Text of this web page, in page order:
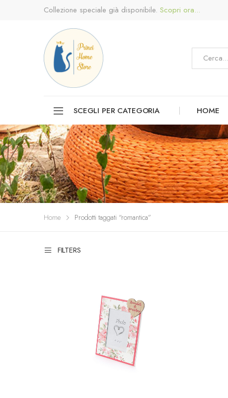
Collezione speciale già disponibile. Scopri ora...
SCEGLI PER CATEGORIA HOME
Home Prodotti taggati “romantica”
FILTERS